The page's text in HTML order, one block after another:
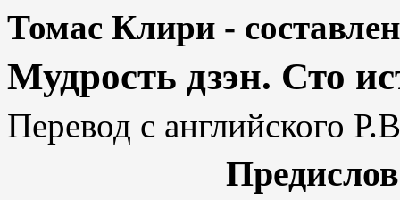
Томас Клири -
Мудрость дзэн. Сто
Перевод с английского